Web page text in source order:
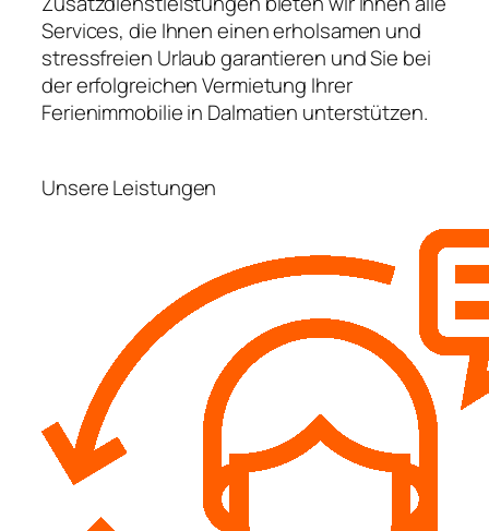
Services, die Ihnen einen erholsamen und
stressfreien Urlaub garantieren und Sie bei
der erfolgreichen Vermietung Ihrer
Ferienimmobilie in Dalmatien unterstützen.
Unsere Leistungen